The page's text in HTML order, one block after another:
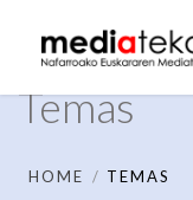
Temas
HOME TEMAS